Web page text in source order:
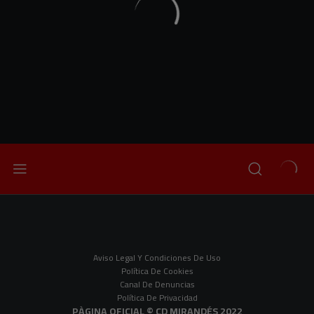
Aviso Legal Y Condiciones De Uso
Política De Cookies
Canal De Denuncias
Política De Privacidad